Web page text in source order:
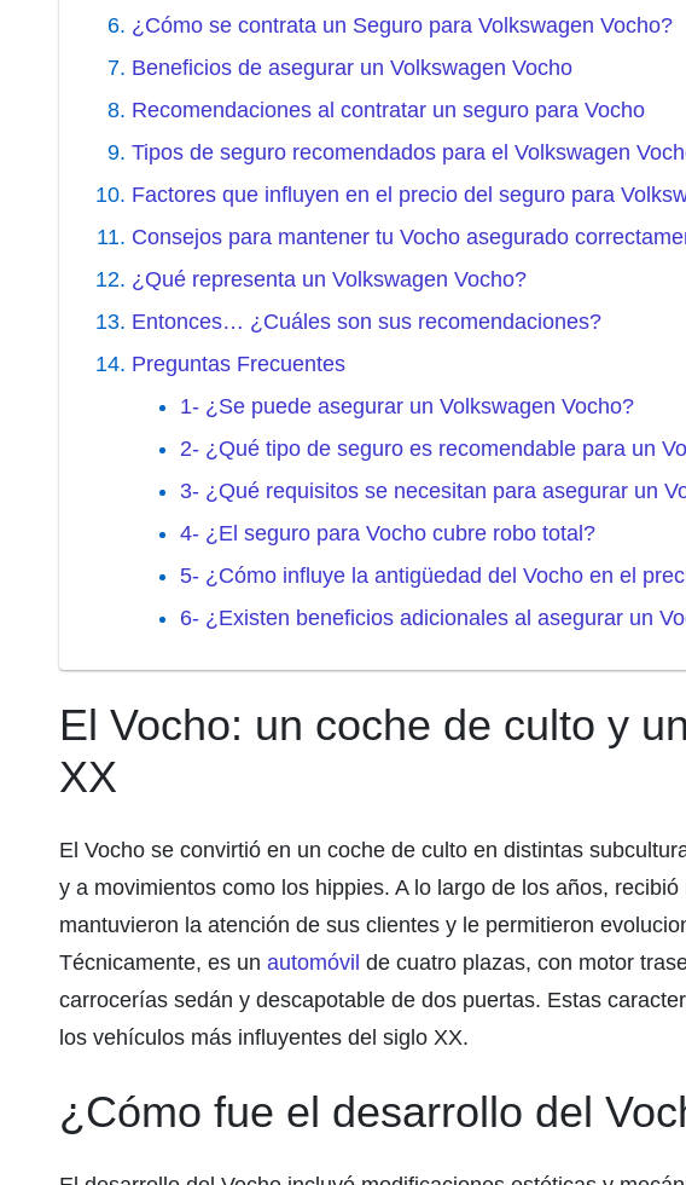
¿Cómo se contrata un Seguro para Volkswagen Vocho?
Beneficios de asegurar un Volkswagen Vocho
Recomendaciones al contratar un seguro para Vocho
Tipos de seguro recomendados para el Volkswagen
Factores que influyen en el precio del seguro para
Consejos para mantener tu Vocho asegurado
¿Qué representa un Volkswagen Vocho?
Entonces… ¿Cuáles son sus recomendaciones?
Preguntas Frecuentes
1- ¿Se puede asegurar un Volkswagen Vocho?
2- ¿Qué tipo de seguro es recomendable para un
3- ¿Qué requisitos se necesitan para asegurar un
4- ¿El seguro para Vocho cubre robo total?
5- ¿Cómo influye la antigüedad del Vocho en el
6- ¿Existen beneficios adicionales al asegurar un
El Vocho: un coche de culto y
XX
El Vocho se convirtió en un coche de culto en distintas
y a movimientos como los hippies. A lo largo de los años,
mantuvieron la atención de sus clientes y le permitieron
Técnicamente, es un automóvil de cuatro plazas, con motor
carrocerías sedán y descapotable de dos puertas. Estas
los vehículos más influyentes del siglo XX.
¿Cómo fue el desarrollo del